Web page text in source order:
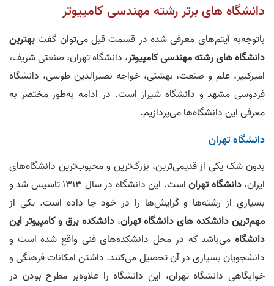
دانشگاه های برتر رشته مهندسی کامپیوتر
باتوجه‌به آیتم‌های معرفی شده در قسمت قبل می‌توان گفتبهترین
دانشگاه های رشته مهندسی کامپیوتر، دانشگاه‌ تهران، صنعتی شریف،
امیرکبیر، علم و صنعت، بهشتی، خواجه نصیرالدین طوسی، دانشگاه
فردوسی مشهد و دانشگاه شیراز است. در ادامه به‌طور مختصر به
معرفی این دانشگاه‌ها می‌پردازیم.
دانشگاه تهران
بدون شک یکی از قدیمی‌ترین، بزرگ‌ترین و محبوب‌ترین دانشگاه‌های
ایران،دانشگاه تهران
است. این دانشگاه در سال 1313 تاسیس شد و
بسیاری از رشته‌ها و گرایش‌ها را در خود جا داده است. یکی از
مهم‌ترین دانشکده های دانشگاه تهران، دانشکده برق و کامپیوتر این
دانشگاه می‌باشد که در محل دانشکده‌های فنی واقع شده است و
دانشجویان بسیاری در آن تحصیل می‌کنند. داشتن امکانات فرهنگی و
خوابگاهی دانشگاه تهران، این دانشگاه را علاوه‌بر مطرح بودن در